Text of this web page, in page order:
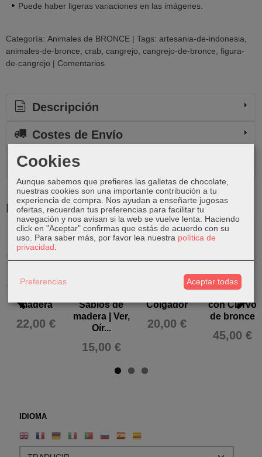
IDIOMA
Puede haber ligeras variaciones en las imágenes.
Categoría: Animales de BRONCE | Tags: artesania-de-indonesia
animales-de-bronce crab cangrejo cangrejo-de-bronce figura-
de-cangrejo | Comentarios
Descripción
Costes de Envío
Comentarios
Productos Relacionados
Agotado
madera
22,00 €
Sabios de
madera | Ver,
Oír...
15,00 €
Colgador
20,00 €
Colgador
con Ciervo
de bronce
45,00 €
Cookies
Aunque sabemos que prefieres las galletas de chocolate,
nuestras cookies son una importante contribución a tu
experiencia de compra. Nos ayudan a enseñarte jugosas
ofertas, recuerdan tus preferencias para facilitar tu
navegación y nos avisan si la web se vuelve lenta. Haciendo
click en "Aceptar" confirmas que estás de acuerdo con su
uso. Para saber más, por favor lea nuestra política de
privacidad
Preferencias Aceptar todas